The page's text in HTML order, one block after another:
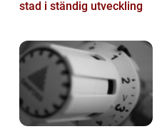
stad i ständig utveckling